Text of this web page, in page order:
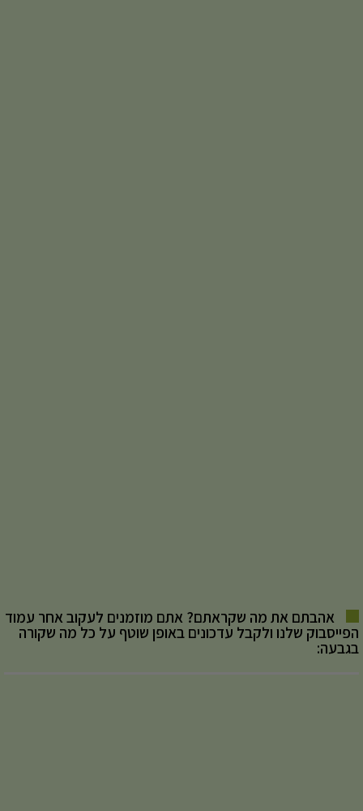
אהבתם את מה שקראתם? אתם מוזמנים לעקוב אחר עמוד
הפייסבוק שלנו ולקבל עדכונים באופן שוטף על כל מה שקורה
בגבעה: